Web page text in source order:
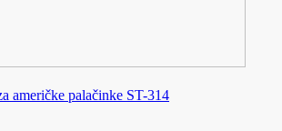
američke palačinke ST-314